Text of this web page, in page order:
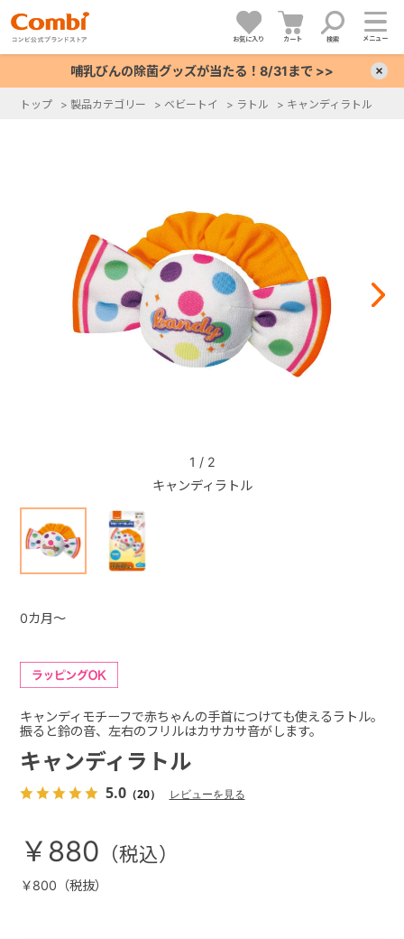
お気に入り カート 検索 メニュー
哺乳びんの除菌グッズが当たる！8/31まで >>
トップ > 製品カテゴリー > ベビートイ > ラトル > キャンディラトル
キャンディラトル
1 / 2
キャンディラトル
5.0（20） レビューを見る
キャンディモチーフで赤ちゃんの手首につけても使えるラトル。
振ると鈴の音、左右のフリルはカサカサ音がします。
￥880
￥800（税抜）
0カ月～